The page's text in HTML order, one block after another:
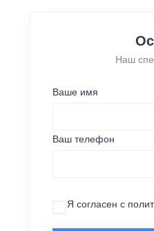
Наш
Ваше имя
Ваш телефон
Я согласен с